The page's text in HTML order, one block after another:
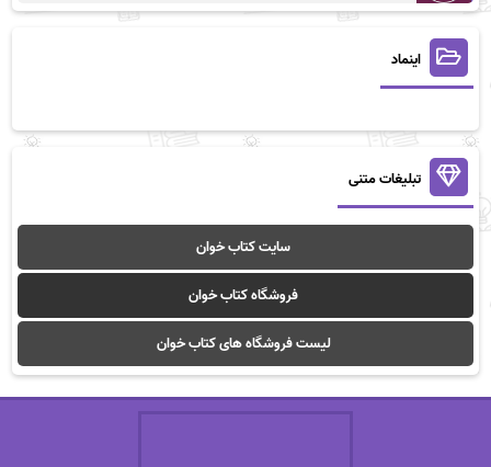
اینماد
تبلیغات متنی
سایت کتاب خوان
فروشگاه کتاب خوان
لیست فروشگاه های کتاب خوان